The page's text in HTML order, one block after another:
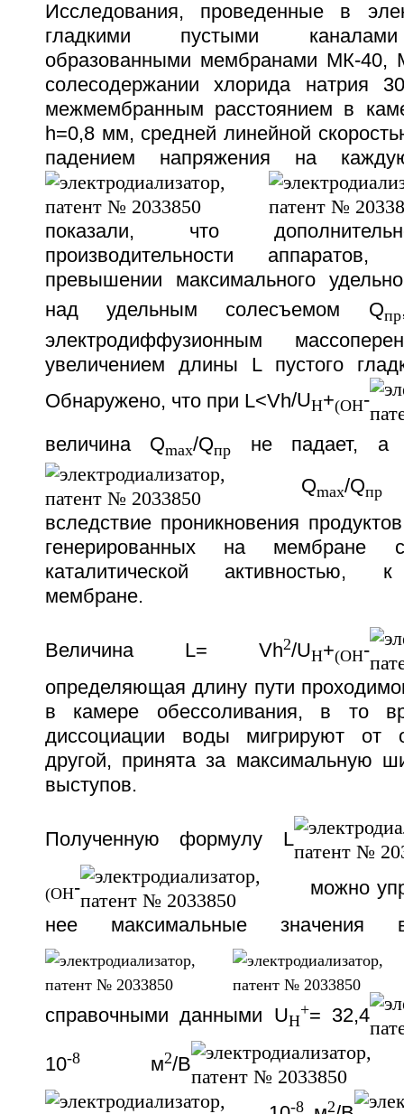
Исследования, проведенные в
гладкими пустыми каналами
образованными мембранами МК-40,
солесодержании хлорида натрия
межмембранным расстоянием в
h=0,8 мм, среднeй линейной
падением напряжения на
показали, что
производительности
превышении максимального
над удельным солесъемом Qпр
электродиффузионным
увеличением длины L пустого
Обнаружено, что при L<Vh/UH+(OH-
величина Qmax/Qпр
не падает, а
Qmax/Qпр
вследствие проникновения
генерированных на мембране
каталитической активностью,
мембране.
Величина L= Vh2/UH+(OH-
определяющая длину пути
в камере обессоливания, в то
диссоциации воды мигрируют
другой, принята за максимальную
выступов.
Полученную формулу L
(OH-
можно
нее максимальные значения
справочными данными UH
+= 32,4
10-8м2/B
-8 2